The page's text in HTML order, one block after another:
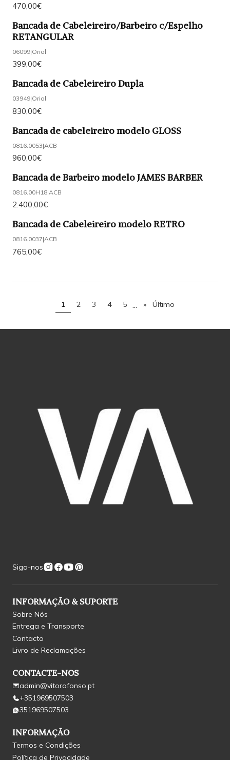
470,00€
Bancada de Cabeleireiro/Barbeiro c/Espelho
RETANGULAR
06099|Oriol
399,00€
Bancada de Cabeleireiro Dupla
03949|Oriol
830,00€
Bancada de cabeleireiro modelo GLOSS
0816.0053|ACB
960,00€
Bancada de Barbeiro modelo JAMES BARBER
0816.00H18|ACB
2.400,00€
Bancada de Cabeleireiro modelo RETRO
0816.0037|ACB
765,00€
1 2 3 4 5 » Último
Siga-nos
INFORMAÇÃO & SUPORTE
Sobre Nós
Entrega e Transporte
Contacto
Livro de Reclamações
CONTACTE-NOS
admin@vitorafonso.pt
+351969507503
351969507503
INFORMAÇÃO
Termos e Condições
Política de Privacidade